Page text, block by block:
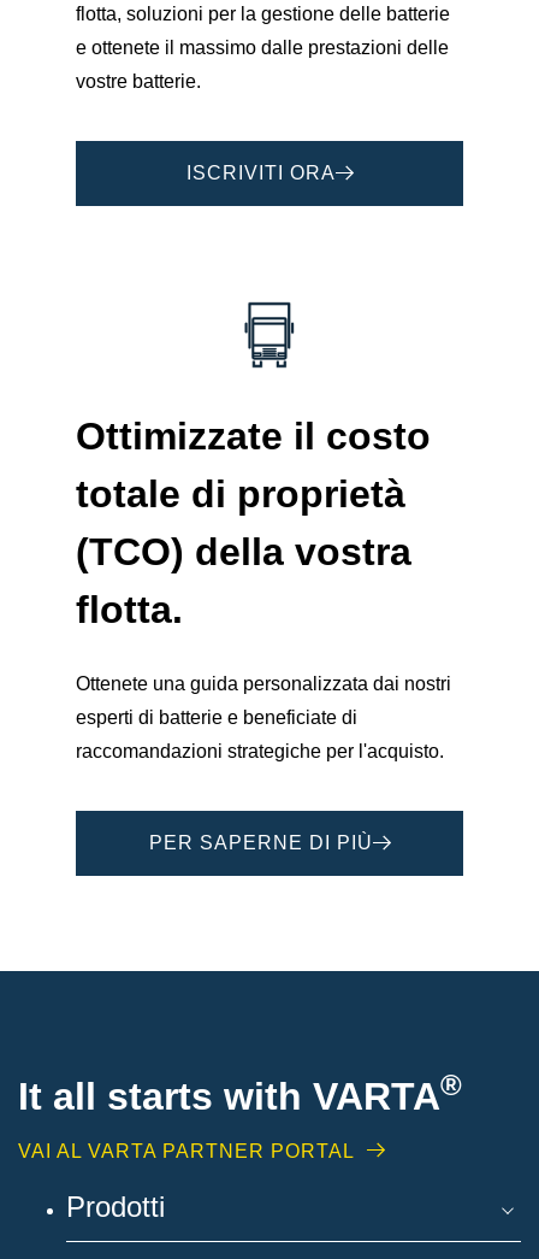
flotta, soluzioni per la gestione delle batterie
e ottenete il massimo dalle prestazioni delle
vostre batterie.
ISCRIVITI ORA
Ottimizzate il costo
totale di proprietà
(TCO) della vostra
flotta.
Ottenete una guida personalizzata dai nostri
esperti di batterie e beneficiate di
raccomandazioni strategiche per l'acquisto.
PER SAPERNE DI PIÙ
It all starts with VARTA®
VAI AL VARTA PARTNER PORTAL
Prodotti